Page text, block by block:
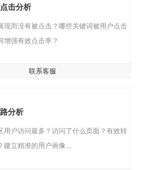
击分析
现而没有被点击？哪些关键词被用户点击
增强有效点击率？
联系客服
分析
用户访问最多？访问了什么页面？有效转
建立精准的用户画像...